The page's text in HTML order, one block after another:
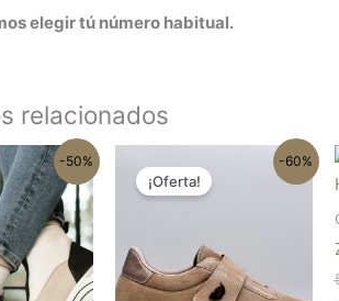
elegir tú número habitual.
relacionados
-50%
precio
actual
es:
43.48€.
Este
producto
múltiples
variantes.
Las
-60%
¡Oferta!
precio
original
Las